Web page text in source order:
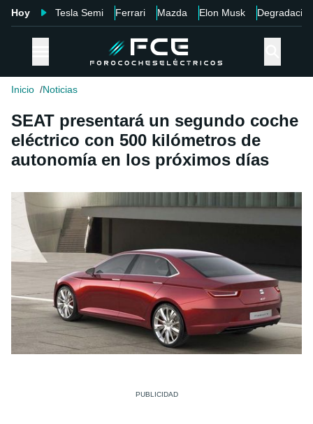
Hoy Tesla Semi Ferrari Mazda Elon Musk Degradación
Inicio Noticias
SEAT presentará un segundo coche
eléctrico con 500 kilómetros de
autonomía en los próximos días